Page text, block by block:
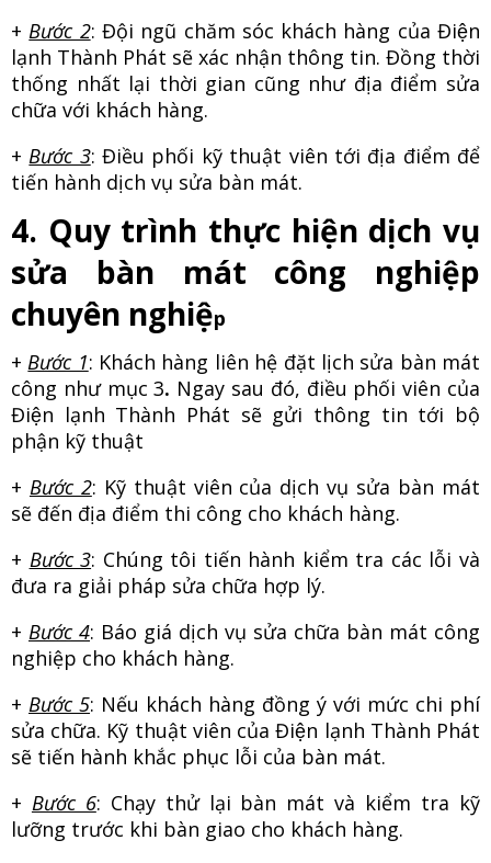
+Bước 2: Đội ngũ chăm sóc khách hàng của Điện
lạnh Thành Phát sẽ xác nhận thông tin. Đồng thời
thống nhất lại thời gian cũng như địa điểm sửa
chữa với khách hàng.
+Bước 3: Điều phối kỹ thuật viên tới địa điểm để
tiến hành dịch vụ sửa bàn mát.
4. Quy trình thực hiện dịch vụ
sửa bàn mát công nghiệp
chuyên nghiệp
+Bước 1: Khách hàng liên hệ đặt lịch sửa bàn mát
công như mục 3. Ngay sau đó, điều phối viên của
Điện lạnh Thành Phát sẽ gửi thông tin tới bộ
phận kỹ thuật
+ Bước 2: Kỹ thuật viên của dịch vụ sửa bàn mát
sẽ đến địa điểm thi công cho khách hàng.
+ Bước 3: Chúng tôi tiến hành kiểm tra các lỗi và
đưa ra giải pháp sửa chữa hợp lý.
+ Bước 4: Báo giá dịch vụ sửa chữa bàn mát công
nghiệp cho khách hàng.
+ Bước 5: Nếu khách hàng đồng ý với mức chi phí
sửa chữa. Kỹ thuật viên của Điện lạnh Thành Phát
sẽ tiến hành khắc phục lỗi của bàn mát.
+ Bước 6: Chạy thử lại bàn mát và kiểm tra kỹ
lưỡng trước khi bàn giao cho khách hàng.